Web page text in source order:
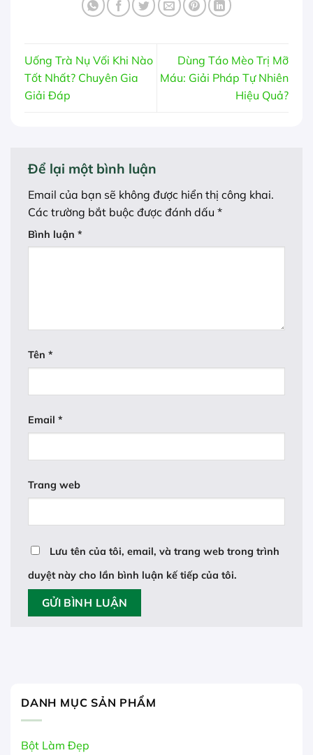
Uống Trà Nụ Vối Khi Nào
Tốt Nhất? Chuyên Gia
Giải Đáp
Dùng Táo Mèo Trị Mỡ
Máu: Giải Pháp Tự Nhiên
Hiệu Quả?
Để lại một bình luận
Email của bạn sẽ không được hiển thị công khai.
Các trường bắt buộc được đánh dấu *
Bình luận *
Tên *
Email *
Trang web
Lưu tên của tôi, email, và trang web trong trình
duyệt này cho lần bình luận kế tiếp của tôi.
DANH MỤC SẢN PHẨM
Bột Làm Đẹp